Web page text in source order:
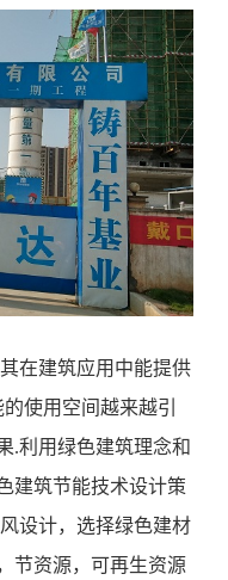
在建筑应用中能提供
使用空间越来越引
.利用绿色建筑理念和
建筑节能技术设计策
设计，选择绿色建材
节资源，可再生资源